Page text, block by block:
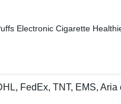
FedEx, TNT, EMS, Aria